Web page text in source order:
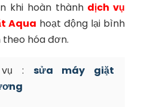
khi hoàn thành dịch vụ
Aqua hoạt động lại bình
hóa đơn.
vụ : sửa máy giặt